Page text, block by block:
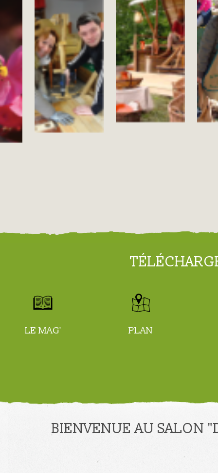
LE MAG' PLAN
BIENVENUE AU SALON